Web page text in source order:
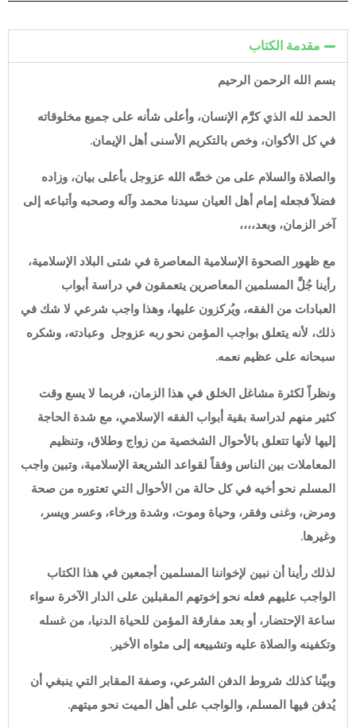
مقدمة الكتاب
بسم الله الرحمن الرحيم
الحمد لله الذي كرَّم الإنسان، وأعلى شأنه على جميع مخلوقاته
في كل الأكوان، وخص بالتكريم الأسنى أهل الإيمان.
والصلاة والسلام على من خصَّه الله عزوجل بأعلى بيان، وزاده
فضلاً فجعله إمام أهل العيان سيدنا محمد وآله وصحبه وأتباعه إلى
آخر الزمان، وبعد،،،،
مع ظهور الصحوة الإسلامية المعاصرة في شتى البلاد الإسلامية،
رأينا جُلَّ المسلمين المعاصرين يتعمقون في دراسة أبواب
العبادات من الفقه، ويُركزون عليها، وهذا واجب شرعي لا شك في
ذلك، لأنه يتعلق بواجب المؤمن نحو ربه عزوجل وعبادته، وشكره
سبحانه على عظيم نعمه.
ونظراً لكثرة مشاغل الخلق في هذا الزمان، فربما لا يسع وقت
كثير منهم لدراسة بقية أبواب الفقه الإسلامي، مع شدة الحاجة
إليها لأنها تتعلق بالأحوال الشخصية من زواج وطلاق، وتنظيم
المعاملات بين الناس وفقاً لقواعد الشريعة الإسلامية، وتبين واجب
المسلم نحو أخيه في كل حالة من الأحوال التي تعتوره من صحة
ومرض، وغنى وفقر، وحياة وموت، وشدة ورخاء، وعسر ويسر،
وغيرها.
لذلك رأينا أن نبين لإخواننا المسلمين أجمعين في هذا الكتاب
الواجب عليهم فعله نحو إخوتهم المقبلين على الدار الآخرة سواء
ساعة الإحتضار، أو بعد مفارقة المؤمن للحياة الدنيا، من غسله
وتكفينه والصلاة عليه وتشييعه إلى مثواه الأخير.
وبيَّنا كذلك شروط الدفن الشرعي، وصفة المقابر التي ينبغي أن
يُدفن فيها المسلم، والواجب على أهل الميت نحو ميتهم.